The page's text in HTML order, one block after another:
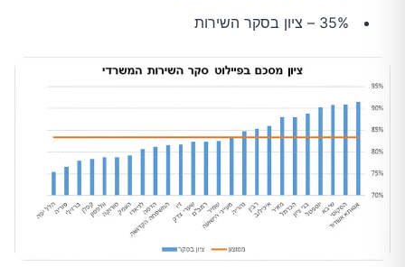
35% – ציון בסקר השירות